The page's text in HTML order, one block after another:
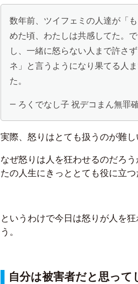
数年前、ツイフェミの人達が「
めた頃、わたしは共感してた。
し、一緒に怒らない人まで許さ
ネ」と言うようになり果てる人
た。
— ろくでなし子 祝デコまん無罪
実際、怒りはとても扱うのが難し
なぜ怒りは人を狂わせるのだろ
たの人生にきっととても役に立つ
というわけで今日は怒りが人を
う。
自分は被害者だと思っ